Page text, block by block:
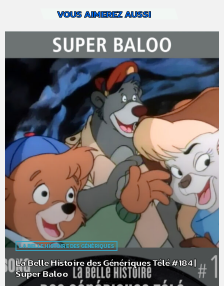
VOUS AIMEREZ AUSSI
LA BELLE HISTOIRE DES GÉNÉRIQUES
La Belle Histoire des Génériques Télé #184 |
Super Baloo